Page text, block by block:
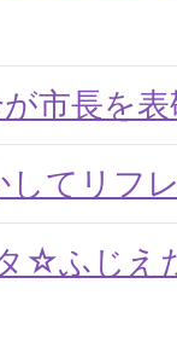
が市長を
してリフ
タ☆ふじ